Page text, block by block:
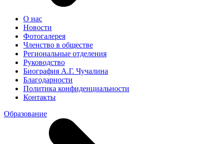
О нас
Новости
Фотогалерея
Членство в обществе
Региональные отделения
Руководство
Биография А.Г. Чучалина
Благодарности
Политика конфиденциальности
Контакты
Образование